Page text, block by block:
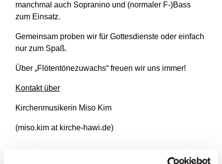
manchmal auch Sopranino und (normaler F-)Bass
zum Einsatz.
Gemeinsam proben wir für Gottesdienste oder einfach
nur zum Spaß.
Über „Flötentönezuwachs“ freuen wir uns immer!
Kontakt über
Kirchenmusikerin Miso Kim
(miso.kim at kirche-hawi.de)